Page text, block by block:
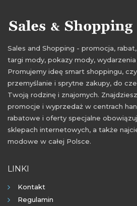
Sales and Shopping - promocja,
targi mody, pokazy mody,
Promujemy ideę smart shoppingu,
przemyślanie i sprytne zakupy, do
Twoją rodzinę i znajomych.
promocje i wyprzedaż w centrach
rabatowe i oferty specjalne
sklepach internetowych, a także
modowe w całej Polsce.
LINKI
Kontakt
Regulamin